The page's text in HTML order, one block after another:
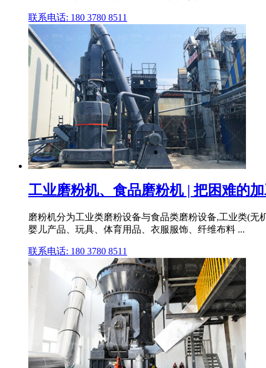
联系电话: 180 3780 8511
工业磨粉机、食品磨粉机 | 把困难的
磨粉机分为工业类磨粉设备与食品类磨粉设备,工业类(无
婴儿产品、玩具、体育用品、衣服服饰、纤维布料 ...
联系电话: 180 3780 8511